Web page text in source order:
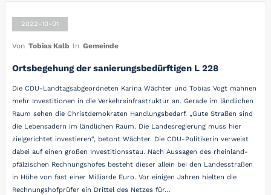
2022-10-01
Von Tobias Kalb In Gemeinde
Ortsbegehung der sanierungsbedürftigen L 228
Die CDU-Landtagsabgeordneten Karina Wächter und Tobias Vogt mahnen
mehr Investitionen in die Verkehrsinfrastruktur an. Gerade im ländlichen
Raum sehen die Christdemokraten Handlungsbedarf. „Gute Straßen sind
die Lebensadern im ländlichen Raum. Die Landesregierung muss hier
zielgerichtet investieren“, betont Wächter. Die CDU-Politikerin verweist
dabei auf einen großen Investitionsstau. Nach Aussagen des rheinland-
pfälzischen Rechnungshofes besteht dieser allein bei den Landesstraßen
in Höhe von fast einer Milliarde Euro. Vor einigen Jahren hielten die
Rechnungshofprüfer ein Drittel des Netzes für…